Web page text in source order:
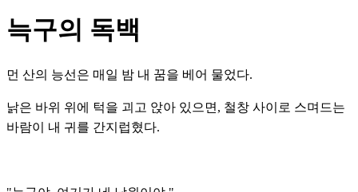
늑구의 독백
먼 산의 능선은 매일 밤 내 꿈을 베어 물었다.
낡은 바위 위에 턱을 괴고 앉아 있으면, 철창 사이로 스며드는
바람이 내 귀를 간지럽혔다.